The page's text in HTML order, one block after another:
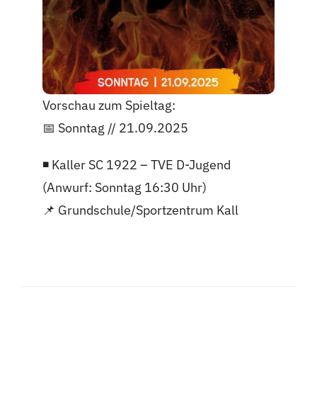
Vorschau zum Spieltag:
📅 Sonntag // 21.09.2025
◾️ Kaller SC 1922 – TVE D-Jugend
(Anwurf: Sonntag 16:30 Uhr)
📌 Grundschule/Sportzentrum Kall